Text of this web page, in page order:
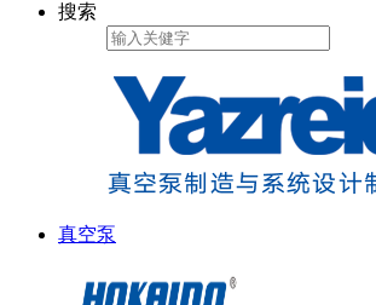
搜索
真空泵